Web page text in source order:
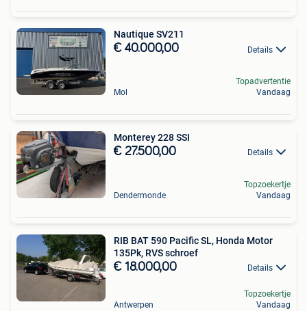
Nautique SV211
€ 40.000,00 Details
Mol
Topadvertentie
Vandaag
Monterey 228 SSI
€ 27.500,00 Details
Dendermonde
Topzoekertje
Vandaag
RIB BAT 590 Pacific SL, Honda Motor
135Pk, RVS schroef
€ 18.000,00 Details
Antwerpen
Topzoekertje
Vandaag